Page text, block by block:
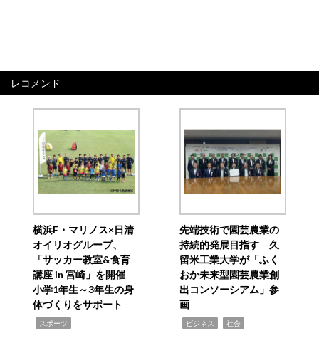
レコメンド
横浜F・マリノス×日清
オイリオグループ、
「サッカー教室&食育
講座 in 宮崎」を開催
小学1年生～3年生の身
体づくりをサポート
スポーツ
先端技術で園芸農業の
持続的発展目指す 久
留米工業大学が「ふく
おか未来型園芸農業創
出コンソーシアム」参
画
ビジネス 社会